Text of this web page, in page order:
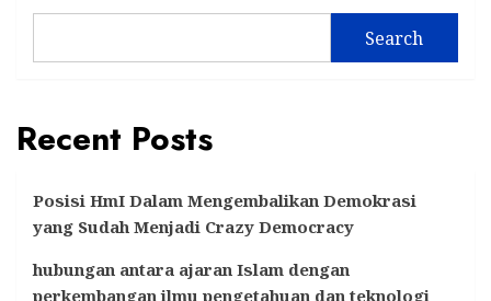
Search
Recent Posts
Posisi HmI Dalam Mengembalikan Demokrasi
yang Sudah Menjadi Crazy Democracy
hubungan antara ajaran Islam dengan
perkembangan ilmu pengetahuan dan teknologi